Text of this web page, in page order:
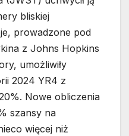
bliskiej
prowadzone pod
z Johns Hopkins
umożliwiły
2024 YR4 z
Nowe obliczenia
szansy na
więcej niż